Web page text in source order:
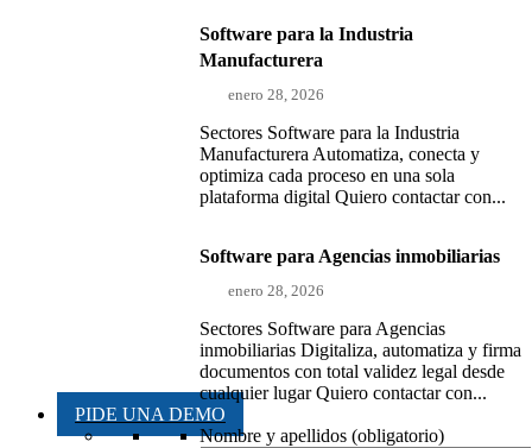
Software para la Industria
Manufacturera
enero 28, 2026
Sectores Software para la Industria
Manufacturera Automatiza, conecta y
optimiza cada proceso en una sola
plataforma digital Quiero contactar con...
Software para Agencias inmobiliarias
enero 28, 2026
Sectores Software para Agencias
inmobiliarias Digitaliza, automatiza y firma
documentos con total validez legal desde
cualquier lugar Quiero contactar con...
PIDE UNA DEMO
Nombre y apellidos (obligatorio)